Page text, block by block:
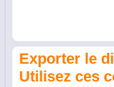
Exporter le
Utilisez ces